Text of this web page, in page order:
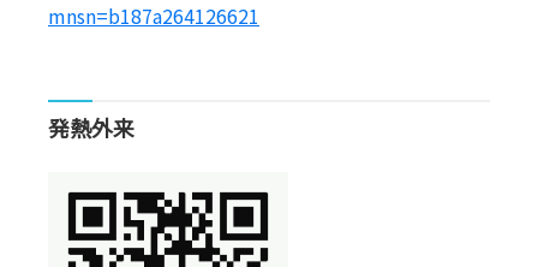
mnsn=b187a264126621
発熱外来